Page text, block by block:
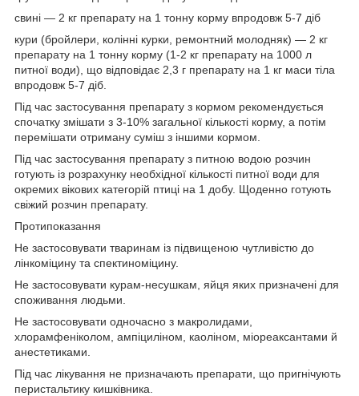
свині — 2 кг препарату на 1 тонну корму впродовж 5-7 діб
кури (бройлери, колінні курки, ремонтний молодняк) — 2 кг
препарату на 1 тонну корму (1-2 кг препарату на 1000 л
питної води), що відповідає 2,3 г препарату на 1 кг маси тіла
впродовж 5-7 діб.
Під час застосування препарату з кормом рекомендується
спочатку змішати з 3-10% загальної кількості корму, а потім
перемішати отриману суміш з іншими кормом.
Під час застосування препарату з питною водою розчин
готують із розрахунку необхідної кількості питної води для
окремих вікових категорій птиці на 1 добу. Щоденно готують
свіжий розчин препарату.
Протипоказання
Не застосовувати тваринам із підвищеною чутливістю до
лінкоміцину та спектиноміцину.
Не застосовувати курам-несушкам, яйця яких призначені для
споживання людьми.
Не застосовувати одночасно з макролидами,
хлорамфеніколом, ампіциліном, каоліном, міореаксантами й
анестетиками.
Під час лікування не призначають препарати, що пригнічують
перистальтику кишківника.